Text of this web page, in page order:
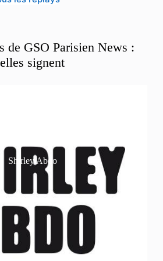
de GSO Parisien News :
elles signent
Shirley Abdo